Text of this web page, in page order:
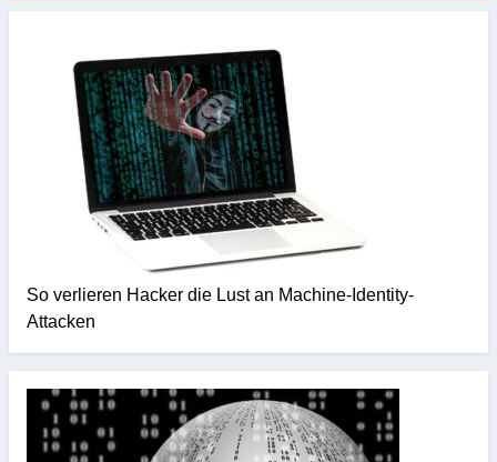
So verlieren Hacker die Lust an Machine-Identity-
Attacken